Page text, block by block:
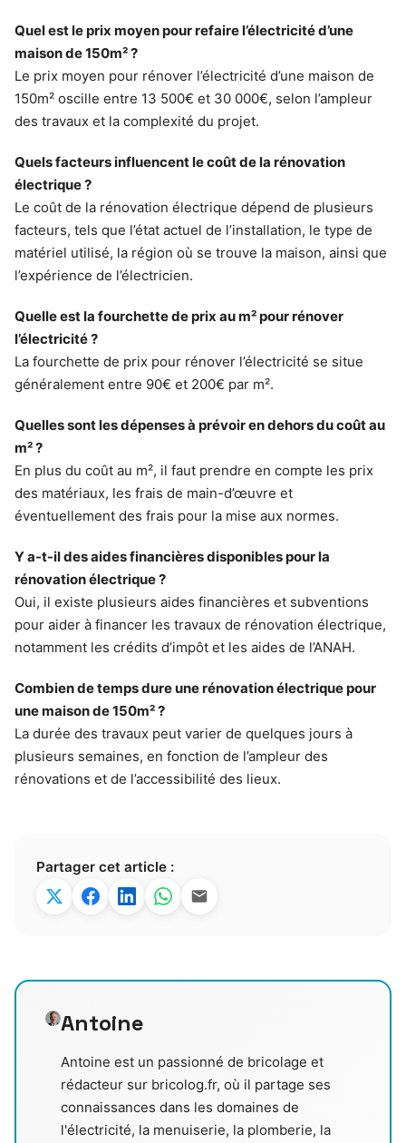
Quel est le prix moyen pour refaire l’électricité d’une
maison de 150m² ?
Le prix moyen pour rénover l’électricité d’une maison de
150m² oscille entre 13 500€ et 30 000€, selon l’ampleur
des travaux et la complexité du projet.
Quels facteurs influencent le coût de la rénovation
électrique ?
Le coût de la rénovation électrique dépend de plusieurs
facteurs, tels que l’état actuel de l’installation, le type de
matériel utilisé, la région où se trouve la maison, ainsi que
l’expérience de l’électricien.
Quelle est la fourchette de prix au m² pour rénover
l’électricité ?
La fourchette de prix pour rénover l’électricité se situe
généralement entre 90€ et 200€ par m².
Quelles sont les dépenses à prévoir en dehors du coût au
m² ?
En plus du coût au m², il faut prendre en compte les prix
des matériaux, les frais de main-d’œuvre et
éventuellement des frais pour la mise aux normes.
Y a-t-il des aides financières disponibles pour la
rénovation électrique ?
Oui, il existe plusieurs aides financières et subventions
pour aider à financer les travaux de rénovation électrique,
notamment les crédits d’impôt et les aides de l’ANAH.
Combien de temps dure une rénovation électrique pour
une maison de 150m² ?
La durée des travaux peut varier de quelques jours à
plusieurs semaines, en fonction de l’ampleur des
rénovations et de l’accessibilité des lieux.
Partager cet article :
Antoine
Antoine est un passionné de bricolage et
rédacteur sur bricolog.fr, où il partage ses
connaissances dans les domaines de
l'électricité, la menuiserie, la plomberie, la